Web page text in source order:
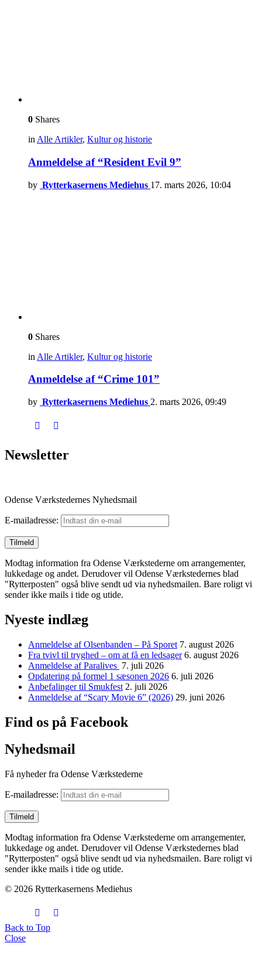
0 Shares
in Alle Artikler, Kultur og historie
Anmeldelse af “Resident Evil 9”
by Rytterkasernens Mediehus 17. marts 2026, 10:04
0 Shares
in Alle Artikler, Kultur og historie
Anmeldelse af “Crime 101”
by Rytterkasernens Mediehus 2. marts 2026, 09:49
Newsletter
Odense Værkstedernes Nyhedsmail
E-mailadresse:
Modtag information fra Odense Værkstederne om arrangementer,
lukkedage og andet. Derudover vil Odense Værkstedernes blad
"Rytterposten" også blive sendt ud via nyhedsmailen. Bare roligt vi
sender ikke mails i tide og utide.
Nyeste indlæg
Anmeldelse af Olsenbanden – På Sporet 7. august 2026
Fra tvivl til tryghed – om at få en ledsager 6. august 2026
Anmeldelse af Paralives 7. juli 2026
Opdatering på formel 1 sæsonen 2026 6. juli 2026
Anbefalinger til Smukfest 2. juli 2026
Anmeldelse af “Scary Movie 6” (2026) 29. juni 2026
Find os på Facebook
Nyhedsmail
Få nyheder fra Odense Værkstederne
E-mailadresse:
Modtag information fra Odense Værkstederne om arrangementer,
lukkedage og andet. Derudover vil Odense Værkstedernes blad
"Rytterposten" også blive sendt ud via nyhedsmailen. Bare roligt vi
sender ikke mails i tide og utide.
© 2026 Rytterkasernens Mediehus
Back to Top
Close